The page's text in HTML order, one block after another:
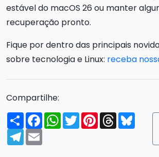
estável do macOS 26 ou manter
recuperação pronto.
Fique por dentro das principais
sobre tecnologia e Linux: receba
Compartilhe:
Compartilhar
FacebookWhatsApp
TwitterPinterest
Threads
Telegram
Email